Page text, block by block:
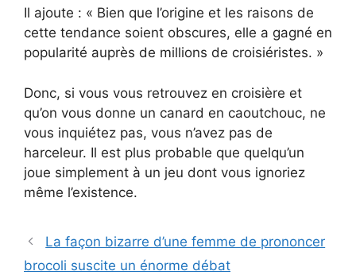
Il ajoute : « Bien que l’origine et les raisons de
cette tendance soient obscures, elle a gagné en
popularité auprès de millions de croisiéristes. »
Donc, si vous vous retrouvez en croisière et
qu’on vous donne un canard en caoutchouc, ne
vous inquiétez pas, vous n’avez pas de
harceleur. Il est plus probable que quelqu’un
joue simplement à un jeu dont vous ignoriez
même l’existence.
La façon bizarre d’une femme de prononcer
brocoli suscite un énorme débat